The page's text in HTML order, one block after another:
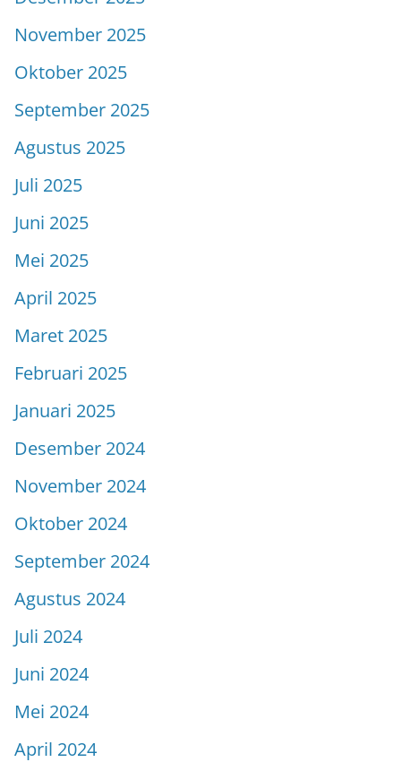
November 2025
Oktober 2025
September 2025
Agustus 2025
Juli 2025
Juni 2025
Mei 2025
April 2025
Maret 2025
Februari 2025
Januari 2025
Desember 2024
November 2024
Oktober 2024
September 2024
Agustus 2024
Juli 2024
Juni 2024
Mei 2024
April 2024